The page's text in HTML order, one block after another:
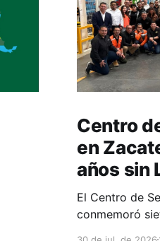
Centro
en
años sin
El Centro de
conmemoró